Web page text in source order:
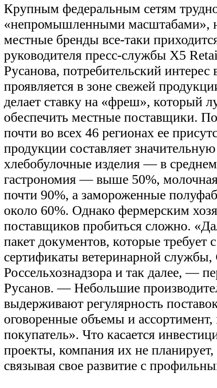
Крупным федеральным сетям
«непромышленными масштабами»,
местные бренды все-таки
руководителя пресс-службы Х5
Русанова, потребительский интерес
проявляется в зоне свежей
делает ставку на «фреш», который
обеспечить местные поставщики.
почти во всех 46 регионах ее
продукции составляет
хлебобулочные изделия — в
гастрономия — выше 50%,
почти 90%, а замороженные
около 60%. Однако фермерским
поставщиков пробиться сложно.
пакет документов, которые требует
сертификаты ветеринарной
Россельхознадзора и так далее, —
Русанов. — Небольшие
выдерживают регулярность
оговоренные объемы и
покупатель». Что касается
проекты, компания их не планирует,
связывая свое развитие с